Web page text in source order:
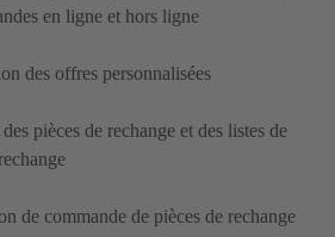
en ligne et hors ligne
des offres personnalisées
pièces de rechange et des listes de
de commande de pièces de rechange